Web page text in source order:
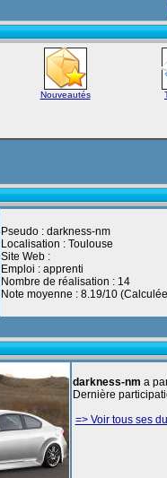
Nouveautés
Pseudo : darkness-nm
Localisation : Toulouse
Site Web :
Emploi : apprenti
Nombre de réalisation : 14
Note moyenne : 8.19/10
darkness-nm a
Dernière
=> Voir tous ses